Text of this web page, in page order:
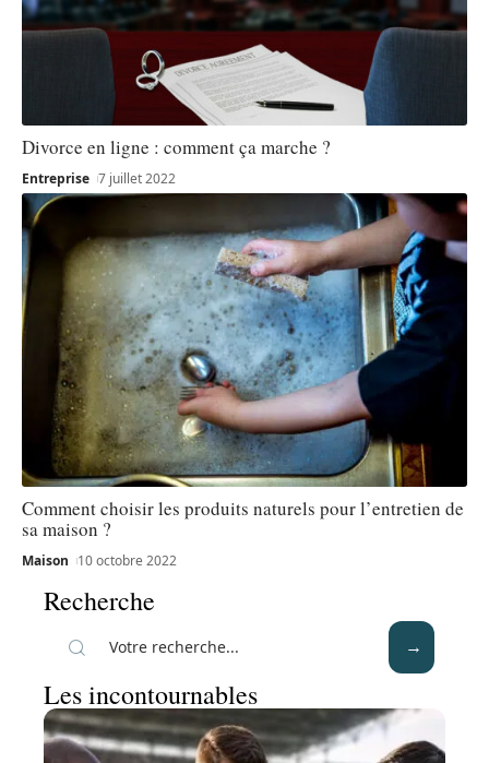
Divorce en ligne : comment ça marche ?
Entreprise 7 juillet 2022
Comment choisir les produits naturels pour l’entretien de
sa maison ?
Maison 10 octobre 2022
Recherche
Les incontournables